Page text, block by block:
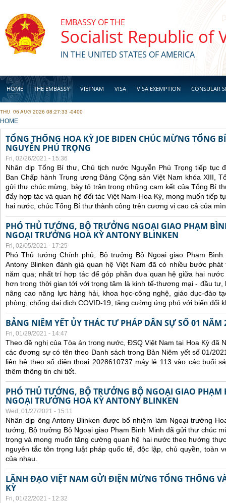
EMBASSY OF THE
Socialist Republic of
IN THE UNITED STATES OF AMERICA
HOME THE EMBASSY VIETNAM VISA VISA EXEMPTION CONSULAR
BUSINESS
THU, 06 AUG 2026 08:27:33 -0400
YOU ARE HERE
HOME
TỔNG THỐNG HOA KỲ JOE BIDEN CHÚC MỪNG TỔNG
NGUYỄN PHÚ TRỌNG
Fri, 02/26/2021 - 15:36
Nhân dịp Tổng Bí thư, Chủ tịch nước Nguyễn Phú Trọng tiếp tục
Ban Chấp hành Trung ương Đảng Cộng sản Việt Nam khóa XIII,
gửi thư chúc mừng, bày tỏ trân trọng những cam kết của Tổng Bí
đẩy hợp tác và quan hệ đối tác Việt Nam-Hoa Kỳ, mong muốn tiếp
hai nước, chúc Tổng Bí thư thành công trên cương vị cao cả của
PHÓ THỦ TƯỚNG, BỘ TRƯỞNG NGOẠI GIAO PHẠM
NGOẠI TRƯỞNG HOA KỲ ANTONY BLINKEN
Fri, 02/05/2021 - 17:25
Phó Thủ tướng Chính phủ, Bộ trưởng Bộ Ngoại giao Phạm
Antony Blinken đánh giá quan hệ Việt Nam đã có nhiều bước
năm qua; nhất trí hợp tác để góp phần đưa quan hệ giữa hai
hơn trong thời gian tới với trọng tâm là kinh tế-thương mại - đầu tư,
nâng cao năng lực hàng hải, khoa học-công nghệ, giáo dục-đào
phòng, chống đại dịch COVID-19, tăng cường ứng phó với biến đổi
BẢNG NIÊM YẾT ỦY THÁC TƯ PHÁP DÂN SỰ SỐ 01 NĂM
Fri, 01/29/2021 - 14:47
Theo đề nghị của Tòa án trong nước, ĐSQ Việt Nam tại Hoa Kỳ đã
các đương sự có tên theo Danh sách trong Bản Niêm yết số 01/
liên hệ theo số điện thoại 2028610737 máy lẻ 113 vào các buổi
thêm thông tin chi tiết.
PHÓ THỦ TƯỚNG, BỘ TRƯỞNG BỘ NGOẠI GIAO
NGOẠI TRƯỞNG HOA KỲ ANTONY BLINKEN
Wed, 01/27/2021 - 15:11
Nhân dịp ông Antony Blinken được bổ nhiệm làm Ngoại trưởng
tướng, Bộ trưởng Bộ Ngoại giao Phạm Bình Minh đã gửi thư chúc
trọng và mong muốn tăng cường quan hệ hai nước theo hướng
nguyên tắc tôn trọng luật pháp quốc tế, độc lập, chủ quyền, toàn
của nhau.
LÃNH ĐẠO VIỆT NAM GỬI ĐIỆN MỪNG TỔNG THỐNG
KỲ
Fri, 01/22/2021 - 12:32